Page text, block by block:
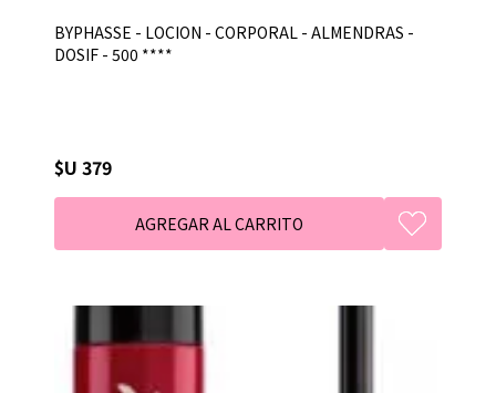
BYPHASSE - LOCION - CORPORAL - ALMENDRAS -
DOSIF - 500 ****
$U 379